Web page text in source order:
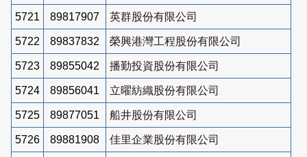
5721 89817907 英群股份有限公司
5722 89837832 榮興港灣工程股份有限公司
5723 89855042 播勤投資股份有限公司
5724 89856041 立曜紡織股份有限公司
5725 89877051 船井股份有限公司
5726 89881908 佳里企業股份有限公司